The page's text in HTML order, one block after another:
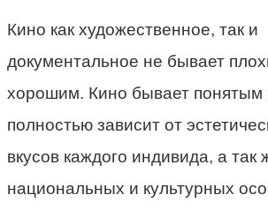
Кино как художественное, так и
документальное не бывает
хорошим. Кино бывает понятым
полностью зависит от
вкусов каждого индивида, а так
национальных и культурных